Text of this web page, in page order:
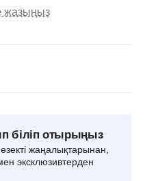
жазыңыз
біліп отырыңыз
жаңалықтарынан,
эксклюзивтерден